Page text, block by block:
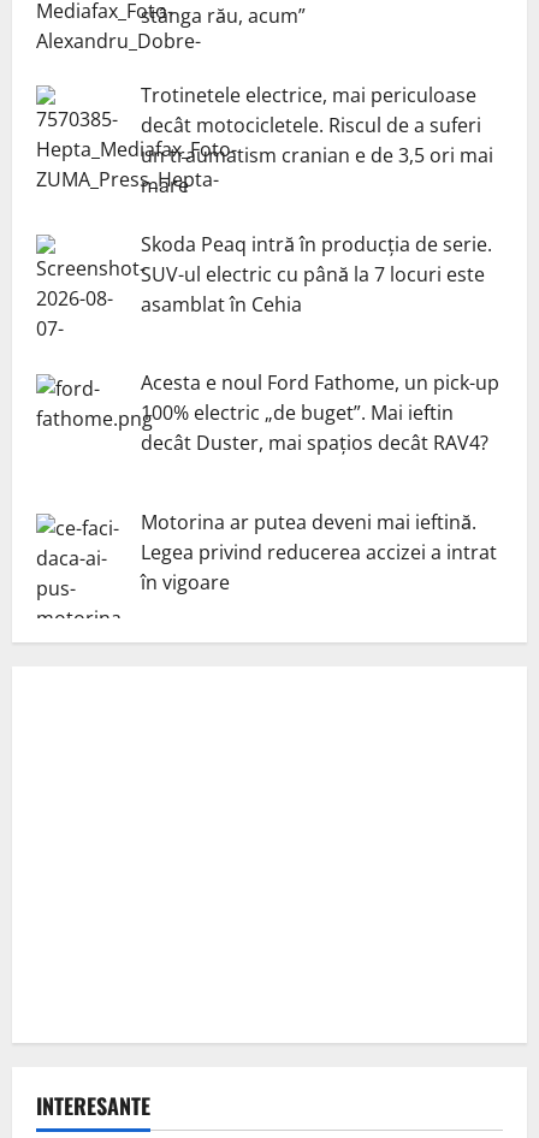
stânga rău, acum”
Trotinetele electrice, mai periculoase
decât motocicletele. Riscul de a suferi
un traumatism cranian e de 3,5 ori mai
mare
Skoda Peaq intră în producția de serie.
SUV-ul electric cu până la 7 locuri este
asamblat în Cehia
Acesta e noul Ford Fathome, un pick-up
100% electric „de buget”. Mai ieftin
decât Duster, mai spațios decât RAV4?
Motorina ar putea deveni mai ieftină.
Legea privind reducerea accizei a intrat
în vigoare
INTERESANTE